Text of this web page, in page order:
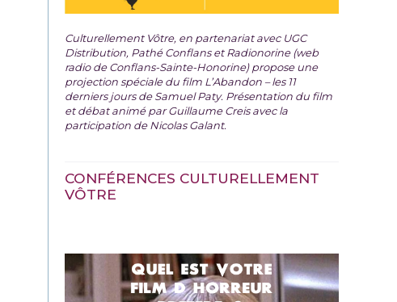
Culturellement Vôtre, en partenariat avec UGC
Distribution, Pathé Conflans et Radionorine (web
radio de Conflans-Sainte-Honorine) propose une
projection spéciale du film L’Abandon – les 11
derniers jours de Samuel Paty. Présentation du film
et débat animé par Guillaume Creis avec la
participation de Nicolas Galant.
CONFÉRENCES CULTURELLEMENT
VÔTRE